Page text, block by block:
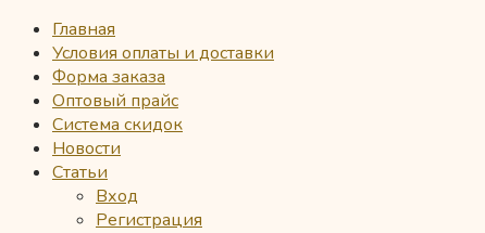
Главная
Условия оплаты и доставки
Форма заказа
Оптовый прайс
Система скидок
Новости
Статьи
Вход
Регистрация